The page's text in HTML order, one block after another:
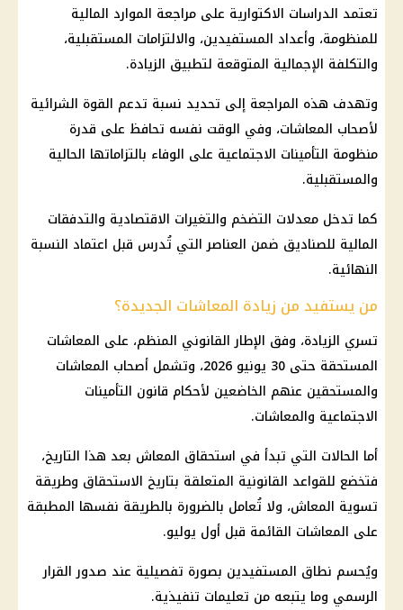
تعتمد الدراسات الاكتوارية على مراجعة الموارد المالية
للمنظومة، وأعداد المستفيدين، والالتزامات المستقبلية،
والتكلفة الإجمالية المتوقعة لتطبيق الزيادة.
وتهدف هذه المراجعة إلى تحديد نسبة تدعم القوة الشرائية
لأصحاب المعاشات، وفي الوقت نفسه تحافظ على قدرة
منظومة التأمينات الاجتماعية على الوفاء بالتزاماتها الحالية
والمستقبلية.
كما تدخل معدلات التضخم والتغيرات الاقتصادية والتدفقات
المالية للصناديق ضمن العناصر التي تُدرس قبل اعتماد النسبة
النهائية.
من يستفيد من زيادة المعاشات الجديدة؟
تسري الزيادة، وفق الإطار القانوني المنظم، على المعاشات
المستحقة حتى 30 يونيو 2026، وتشمل أصحاب المعاشات
والمستحقين عنهم الخاضعين لأحكام قانون التأمينات
الاجتماعية والمعاشات.
أما الحالات التي تبدأ في استحقاق المعاش بعد هذا التاريخ،
فتخضع للقواعد القانونية المتعلقة بتاريخ الاستحقاق وطريقة
تسوية المعاش، ولا تُعامل بالضرورة بالطريقة نفسها المطبقة
على المعاشات القائمة قبل أول يوليو.
ويُحسم نطاق المستفيدين بصورة تفصيلية عند صدور القرار
الرسمي وما يتبعه من تعليمات تنفيذية.